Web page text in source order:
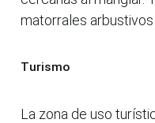
matorrales arbustivos
Turismo
La zona de uso